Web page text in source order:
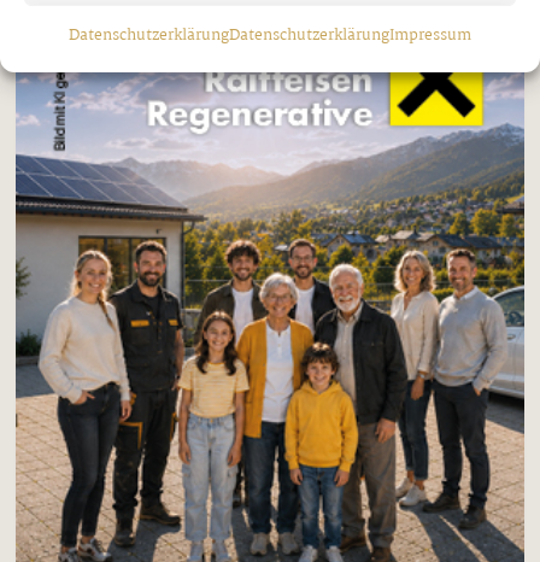
DatenschutzerklärungDatenschutzerklärungImpressum